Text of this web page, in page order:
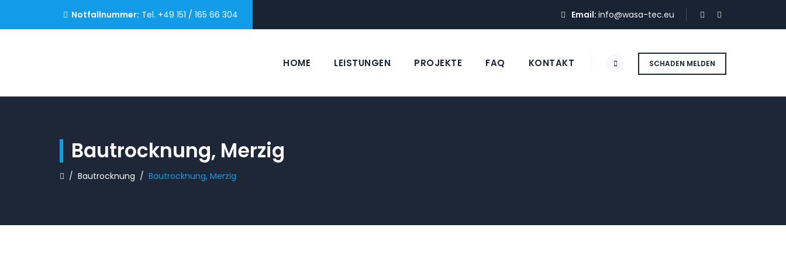
Notfallnummer: Tel. +49 151 / 165 66 304 Email: info@wasa-tec.eu
SCHADEN MELDEN
HOME LEISTUNGEN PROJEKTE FAQ KONTAKT
Bautrocknung, Merzig
/ Bautrocknung / Bautrocknung, Merzig